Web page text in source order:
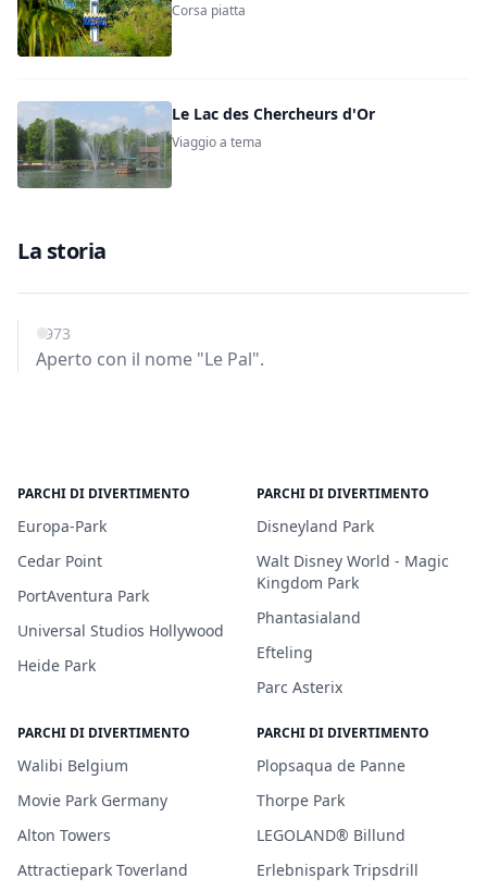
Corsa piatta
Le Lac des Chercheurs d'Or
Viaggio a tema
La storia
1973
Aperto con il nome "Le Pal".
PARCHI DI DIVERTIMENTO
Europa-Park
Cedar Point
PortAventura Park
Universal Studios Hollywood
Heide Park
PARCHI DI DIVERTIMENTO
Disneyland Park
Walt Disney World - Magic
Kingdom Park
Phantasialand
Efteling
Parc Asterix
PARCHI DI DIVERTIMENTO
Walibi Belgium
Movie Park Germany
Alton Towers
Attractiepark Toverland
PARCHI DI DIVERTIMENTO
Plopsaqua de Panne
Thorpe Park
LEGOLAND® Billund
Erlebnispark Tripsdrill